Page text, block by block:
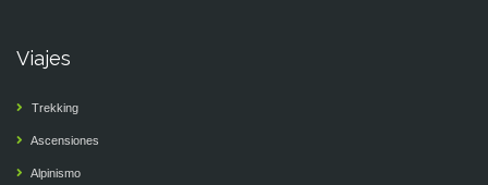
Viajes
Trekking
Ascensiones
Alpinismo